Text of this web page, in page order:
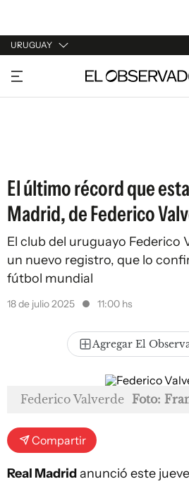
URUGUAY
URUGUAY
ARGENTINA
El último récord que
Madrid, de Federico
El club del uruguayo Federico
un nuevo registro, que lo
fútbol mundial
18 de julio 2025 11:00 hs
Agregar El
Federico Valverde Foto:
Compartir
Real Madridanunció este